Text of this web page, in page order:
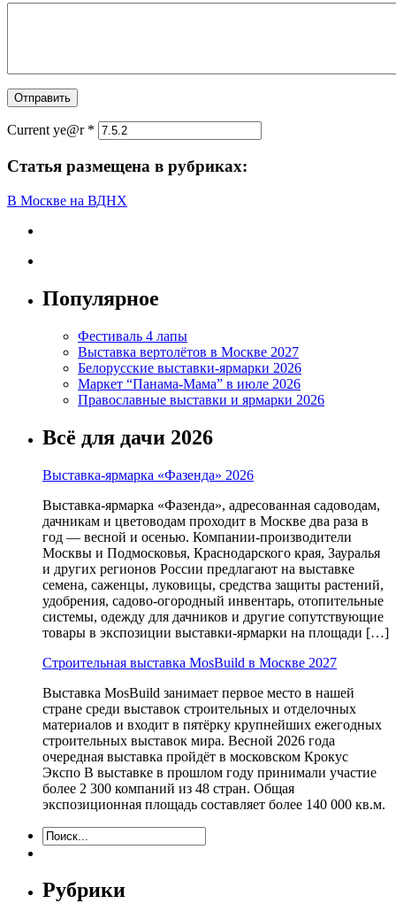
Current ye@r *
Статья размещена в рубриках:
В Москве на ВДНХ
Популярное
Фестиваль 4 лапы
Выставка вертолётов в Москве 2027
Белорусские выставки-ярмарки 2026
Маркет “Панама-Мама” в июле 2026
Православные выставки и ярмарки 2026
Всё для дачи 2026
Выставка-ярмарка «Фазенда» 2026
Выставка-ярмарка «Фазенда», адресованная садоводам,
дачникам и цветоводам проходит в Москве два раза в
год — весной и осенью. Компании-производители
Москвы и Подмосковья, Краснодарского края, Зауралья
и других регионов России предлагают на выставке
семена, саженцы, луковицы, средства защиты растений,
удобрения, садово-огородный инвентарь, отопительные
системы, одежду для дачников и другие сопутствующие
товары в экспозиции выставки-ярмарки на площади […]
Строительная выставка MosBuild в Москве 2027
Выставка MosBuild занимает первое место в нашей
стране среди выставок строительных и отделочных
материалов и входит в пятёрку крупнейших ежегодных
строительных выставок мира. Весной 2026 года
очередная выставка пройдёт в московском Крокус
Экспо В выставке в прошлом году принимали участие
более 2 300 компаний из 48 стран. Общая
экспозиционная площадь составляет более 140 000 кв.м.
Рубрики